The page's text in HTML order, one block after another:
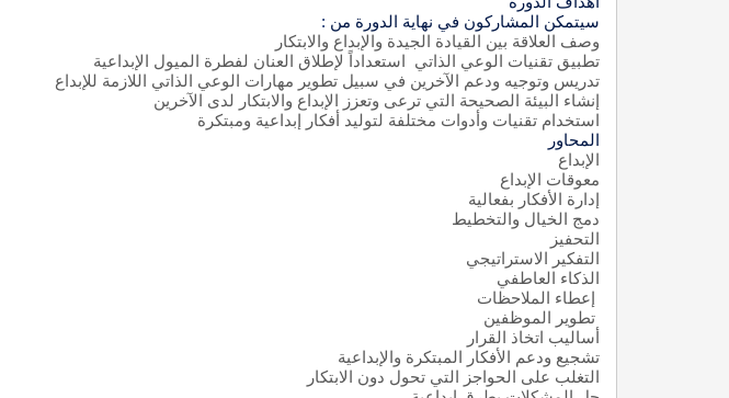
سيتمكن المشاركون في نهاية الدورة من :
وصف العلاقة بين القيادة الجيدة والإبداع والابتكار
تطبيق تقنيات الوعي الذاتي استعداداً لإطلاق العنان لفطرة الميول الإبداعية
تدريس وتوجيه ودعم الآخرين في سبيل تطوير مهارات الوعي الذاتي اللازمة للإبداع
إنشاء البيئة الصحيحة التي ترعى وتعزز الإبداع والابتكار لدى الآخرين
استخدام تقنيات وأدوات مختلفة لتوليد أفكار إبداعية ومبتكرة
المحاور
الإبداع
معوقات الإبداع
إدارة الأفكار بفعالية
دمج الخيال والتخطيط
التحفيز
التفكير الاستراتيجي
الذكاء العاطفي
إعطاء الملاحظات
تطوير الموظفين
أساليب اتخاذ القرار
تشجيع ودعم الأفكار المبتكرة والإبداعية
التغلب على الحواجز التي تحول دون الابتكار